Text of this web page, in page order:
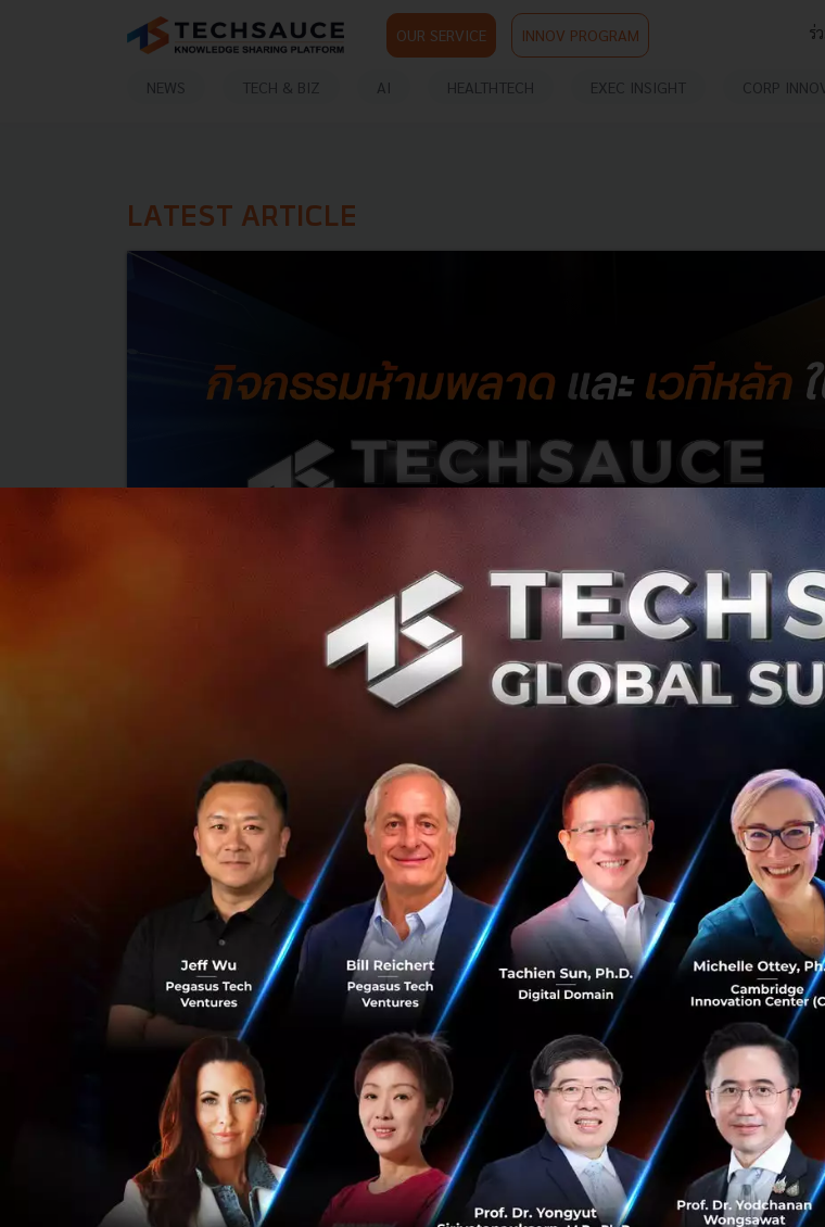
OUR SERVICE INNOV PROGRAM ร่
NEWS TECH & BIZ AI HEALTHTECH EXEC INSIGHT CORP
LATEST ARTICLE
จีนยอมรับ ‘กลัว Mythos’ จะถูกสหรัฐฯ
เศรษฐกิจ ตั้งคำถาม เหตุใด Anthropic
กั้นไม่ให้ฝั่งจีนเข้าถึงโมเดล
เจาะลึกชนวนตึงเครียดใหม่ 'Mythos' โมเดล AI
ที่ทำให้จีนผวา หวั่นถูกใช้เป็นอาวุธไซเบอร์จับต
ในสงครามเทคโนโลยีระหว่างสหรัฐฯ และจีน...
สิงหาคม 5, 2026| By
Techsauce Team
News China claude anthropic
ไอเดียเริ่มทำ Startup ต้องดูอย่างไรว่า ‘
Tarpit Idea กับดักไอเดียดูดีที่ VC เตือ
กรอบคิดประเมินไอเดีย Startup และ
Idea ค้นหา Insight ปัญหาผมไฟลุก พร้อมวิธีค
ตลาดแบบ Bottom-up ก่อนลงมือสร้างจริง...